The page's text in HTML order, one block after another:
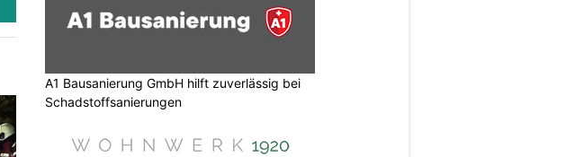
A1 Bausanierung GmbH hilft zuverlässig bei
Schadstoffsanierungen